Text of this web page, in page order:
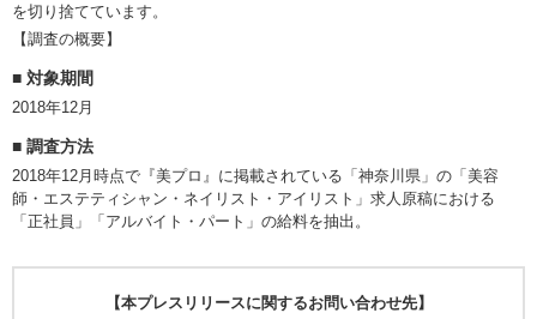
を切り捨てています。
【調査の概要】
対象期間
2018年12月
調査方法
2018年12月時点で『美プロ』に掲載されている「神奈川県」の「美容
師・エステティシャン・ネイリスト・アイリスト」求人原稿における
「正社員」「アルバイト・パート」の給料を抽出。
【本プレスリリースに関するお問い合わせ先】